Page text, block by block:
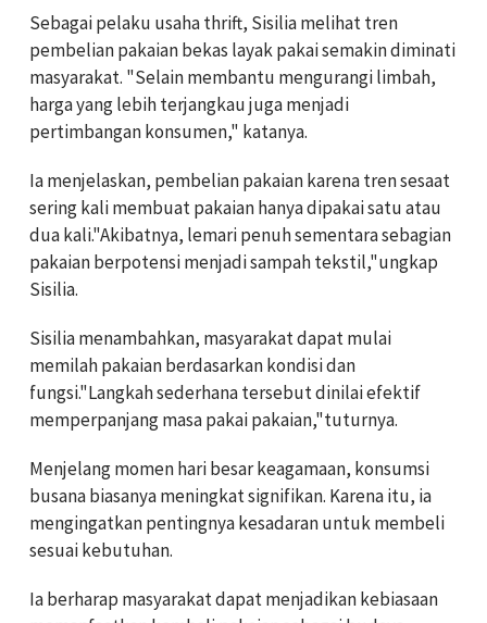
Sebagai pelaku usaha thrift, Sisilia melihat tren
pembelian pakaian bekas layak pakai semakin diminati
masyarakat. "Selain membantu mengurangi limbah,
harga yang lebih terjangkau juga menjadi
pertimbangan konsumen," katanya.
Ia menjelaskan, pembelian pakaian karena tren sesaat
sering kali membuat pakaian hanya dipakai satu atau
dua kali."Akibatnya, lemari penuh sementara sebagian
pakaian berpotensi menjadi sampah tekstil,"ungkap
Sisilia.
Sisilia menambahkan, masyarakat dapat mulai
memilah pakaian berdasarkan kondisi dan
fungsi."Langkah sederhana tersebut dinilai efektif
memperpanjang masa pakai pakaian,"tuturnya.
Menjelang momen hari besar keagamaan, konsumsi
busana biasanya meningkat signifikan. Karena itu, ia
mengingatkan pentingnya kesadaran untuk membeli
sesuai kebutuhan.
Ia berharap masyarakat dapat menjadikan kebiasaan